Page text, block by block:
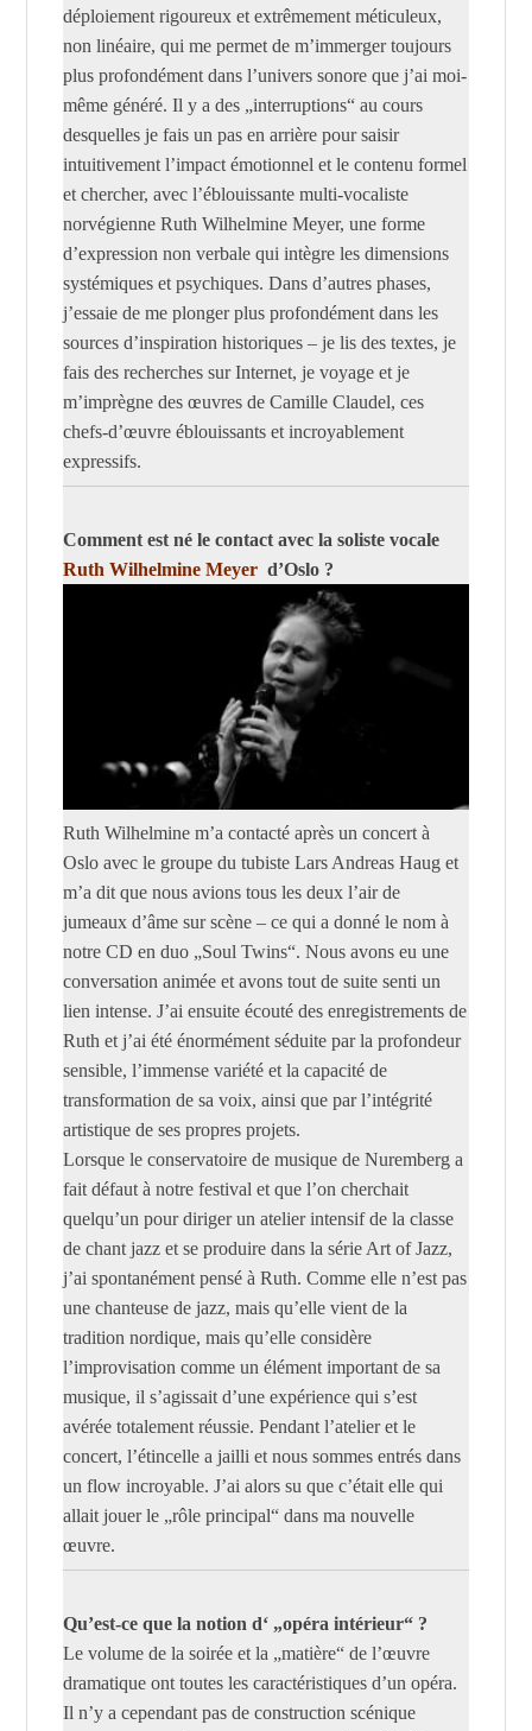
déploiement rigoureux et extrêmement méticuleux,
non linéaire, qui me permet de m’immerger toujours
plus profondément dans l’univers sonore que j’ai moi-
même généré. Il y a des „interruptions“ au cours
desquelles je fais un pas en arrière pour saisir
intuitivement l’impact émotionnel et le contenu formel
et chercher, avec l’éblouissante multi-vocaliste
norvégienne Ruth Wilhelmine Meyer, une forme
d’expression non verbale qui intègre les dimensions
systémiques et psychiques. Dans d’autres phases,
j’essaie de me plonger plus profondément dans les
sources d’inspiration historiques – je lis des textes, je
fais des recherches sur Internet, je voyage et je
m’imprègne des œuvres de Camille Claudel, ces
chefs-d’œuvre éblouissants et incroyablement
expressifs.
Comment est né le contact avec la soliste vocale
Ruth Wilhelmine Meyer d’Oslo ?
Ruth Wilhelmine m’a contacté après un concert à
Oslo avec le groupe du tubiste Lars Andreas Haug et
m’a dit que nous avions tous les deux l’air de
jumeaux d’âme sur scène – ce qui a donné le nom à
notre CD en duo „Soul Twins“. Nous avons eu une
conversation animée et avons tout de suite senti un
lien intense. J’ai ensuite écouté des enregistrements de
Ruth et j’ai été énormément séduite par la profondeur
sensible, l’immense variété et la capacité de
transformation de sa voix, ainsi que par l’intégrité
artistique de ses propres projets.
Lorsque le conservatoire de musique de Nuremberg a
fait défaut à notre festival et que l’on cherchait
quelqu’un pour diriger un atelier intensif de la classe
de chant jazz et se produire dans la série Art of Jazz,
j’ai spontanément pensé à Ruth. Comme elle n’est pas
une chanteuse de jazz, mais qu’elle vient de la
tradition nordique, mais qu’elle considère
l’improvisation comme un élément important de sa
musique, il s’agissait d’une expérience qui s’est
avérée totalement réussie. Pendant l’atelier et le
concert, l’étincelle a jailli et nous sommes entrés dans
un flow incroyable. J’ai alors su que c’était elle qui
allait jouer le „rôle principal“ dans ma nouvelle
œuvre.
Qu’est-ce que la notion d‘ „opéra intérieur“ ?
Le volume de la soirée et la „matière“ de l’œuvre
dramatique ont toutes les caractéristiques d’un opéra.
Il n’y a cependant pas de construction scénique